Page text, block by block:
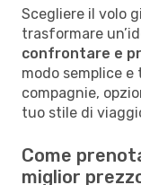
Scegliere il volo
trasformare
confrontare e
modo semplice
compagnie,
tuo stile di
Come
miglior